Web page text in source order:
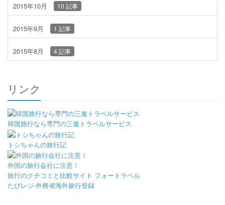
2015年10月 10 記事
2015年9月 1 記事
2015年8月 4 記事
リンク
韓国旅行なら専門の三進トラベルサービス
トシちゃんの旅行記
外国の旅行会社に注意！
旅行のクチコミと比較サイト フォートラベル
たびレジ-外務省海外旅行登録